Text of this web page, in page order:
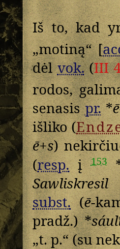
Iš to, kad
„motiną“ [
dėlvok.(III
rodos,
senasispr.*
išliko (
ē+s)
(resp.į153
Sawliskresil
subst.(ē-
pradž.) *
„t. p.“ (su